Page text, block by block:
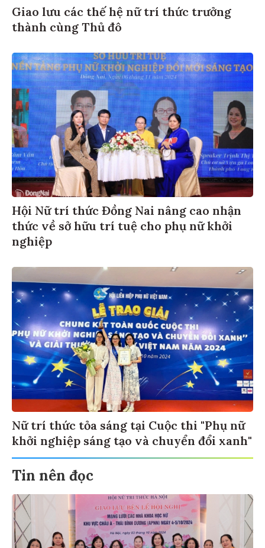
Giao lưu các thế hệ nữ trí thức trưởng
thành cùng Thủ đô
Hội Nữ trí thức Đồng Nai nâng cao nhận
thức về sở hữu trí tuệ cho phụ nữ khởi
nghiệp
Nữ trí thức tỏa sáng tại Cuộc thi "Phụ nữ
khởi nghiệp sáng tạo và chuyển đổi xanh"
Tin nên đọc